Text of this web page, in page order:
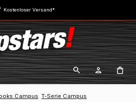
Kostenloser Versand*
Campus T-Serie Campus